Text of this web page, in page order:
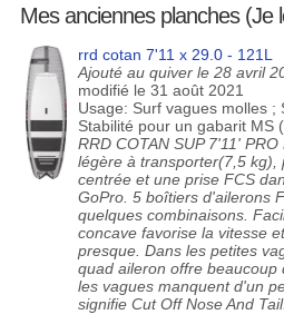
Mes anciennes planches (Je
rrd cotan 7'11 x 29.0 - 121L
Ajouté au quiver le 28 avril
modifié le 31 août 2021
Usage: Surf vagues molles ;
Stabilité pour un gabarit MS
RRD COTAN SUP 7'11'
légère à transporter(7,5 kg),
centrée et une prise FCS
GoPro. 5 boîtiers d'ailerons
quelques combinaisons.
concave favorise la vitesse
presque. Dans les petites
quad aileron offre
les vagues manquent d'un
signifie Cut Off Nose And